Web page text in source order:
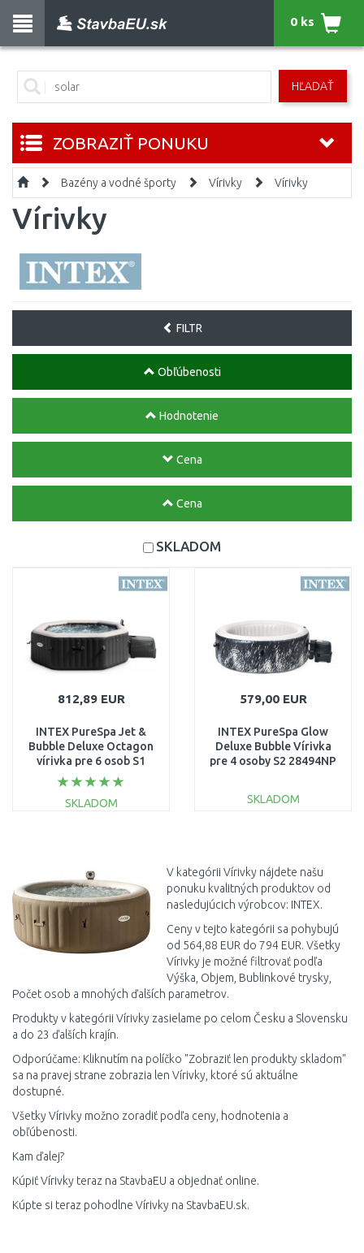
HĽADAŤ
0 ks
ZOBRAZIŤ PONUKU
Bazény a vodné športy Vírivky Vírivky
Vírivky
FILTR
Obľúbenosti
Hodnotenie
Cena
Cena
SKLADOM
812,89 EUR
INTEX PureSpa Jet &
Bubble Deluxe Octagon
vírivka pre 6 osob S1
28462
SKLADOM
579,00 EUR
INTEX PureSpa Glow
Deluxe Bubble Vírivka
pre 4 osoby S2 28494NP
SKLADOM
V kategórii Vírivky nájdete našu
ponuku kvalitných produktov od
nasledujúcich výrobcov: INTEX.
Ceny v tejto kategórii sa pohybujú
od 564,88 EUR do 794 EUR. Všetky
Vírivky je možné filtrovať podľa
Výška, Objem, Bublinkové trysky,
Počet osob a mnohých ďalších parametrov.
Produkty v kategórii Vírivky zasielame po celom Česku a Slovensku
a do 23 ďalších krajín.
Odporúčame: Kliknutím na políčko "Zobraziť len produkty skladom"
sa na pravej strane zobrazia len Vírivky, ktoré sú aktuálne
dostupné.
Všetky Vírivky možno zoradiť podľa ceny, hodnotenia a
obľúbenosti.
Kam ďalej?
Kúpiť Vírivky teraz na StavbaEU a objednať online.
Kúpte si teraz pohodlne Vírivky na StavbaEU.sk.